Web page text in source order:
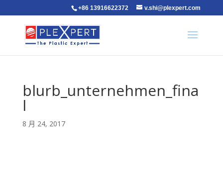
+86 13916622372 v.shi@plexpert.com
blurb_unternehmen_fina
l
8 月 24, 2017